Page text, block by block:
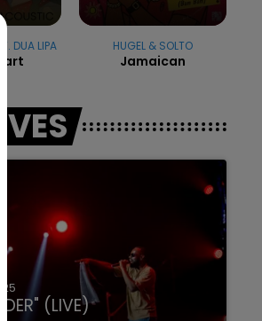
DUA LIPA HUGEL & SOLTO
Jamaican
(LIVE)